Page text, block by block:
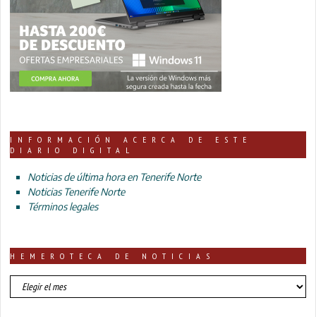
INFORMACIÓN ACERCA DE ESTE
DIARIO DIGITAL
Noticias de última hora en Tenerife Norte
Noticias Tenerife Norte
Términos legales
HEMEROTECA DE NOTICIAS
HEMEROTECA
DE